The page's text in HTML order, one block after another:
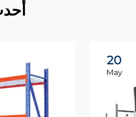
20
May